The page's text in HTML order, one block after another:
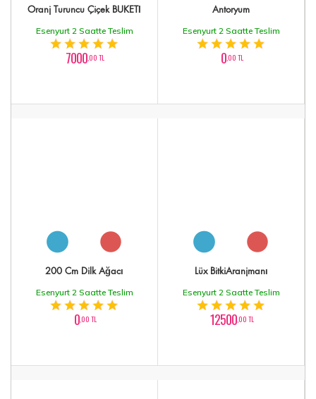
Oranj Turuncu Çiçek BUKETİ
Esenyurt 2 Saatte Teslim
7000,00 TL
Antoryum
Esenyurt 2 Saatte Teslim
0,00 TL
200 Cm Dilk Ağacı
Esenyurt 2 Saatte Teslim
0,00 TL
Lüx BitkiAranjmanı
Esenyurt 2 Saatte Teslim
12500,00 TL